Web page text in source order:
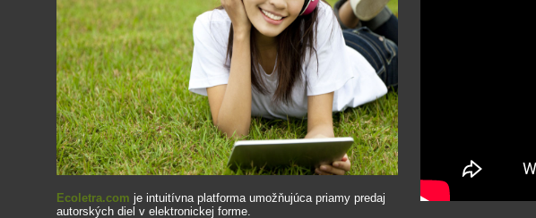
Ecoletra.com je intuitívna platforma umožňujúca priamy predaj
autorských diel v elektronickej forme.